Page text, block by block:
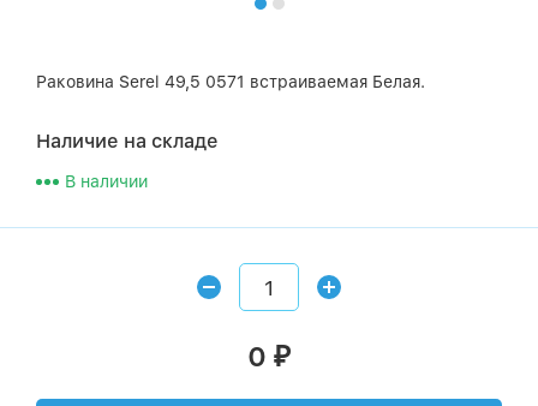
Раковина Serel 49,5 0571 встраиваемая Белая.
Наличие на складе
В наличии
0 ₽